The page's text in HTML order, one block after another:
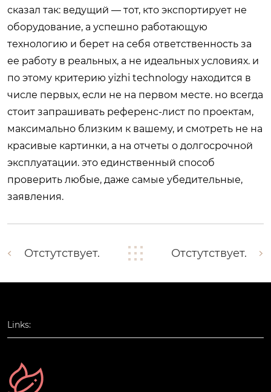
сказал так: ведущий — тот, кто экспортирует не
оборудование, а успешно работающую
технологию и берет на себя ответственность за
ее работу в реальных, а не идеальных условиях. и
по этому критерию yizhi technology находится в
числе первых, если не на первом месте. но всегда
стоит запрашивать референс-лист по проектам,
максимально близким к вашему, и смотреть не на
красивые картинки, а на отчеты о долгосрочной
эксплуатации. это единственный способ
проверить любые, даже самые убедительные,
заявления.
Отстутствует. Отстутствует.
Links: